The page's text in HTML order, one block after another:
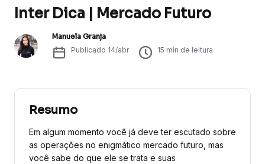
Inter Dica | Mercado Futuro
Manuela Granja
Publicado 14/abr 15 min de leitura
Resumo
Em algum momento você já deve ter escutado sobre
as operações no enigmático mercado futuro, mas
você sabe do que ele se trata e suas